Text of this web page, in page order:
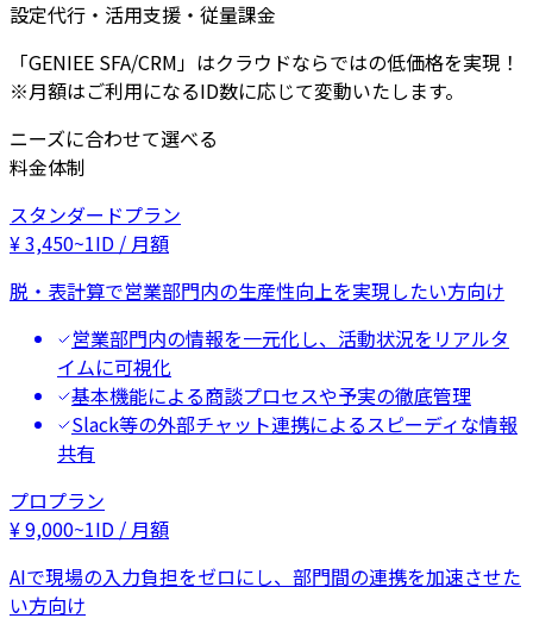
設定代行・活用支援・従量課金
「GENIEE SFA/CRM」はクラウドならではの低価格を実現！
※月額はご利用になるID数に応じて変動いたします。
ニーズに合わせて選べる
料金体制
スタンダードプラン
¥3,450~1ID / 月額
脱・表計算で営業部門内の生産性向上を実現したい方向け
営業部門内の情報を一元化し、活動状況をリアルタ
イムに可視化
基本機能による商談プロセスや予実の徹底管理
Slack等の外部チャット連携によるスピーディな情報
共有
プロプラン
¥9,000~1ID / 月額
AIで現場の入力負担をゼロにし、部門間の連携を加速させた
い方向け